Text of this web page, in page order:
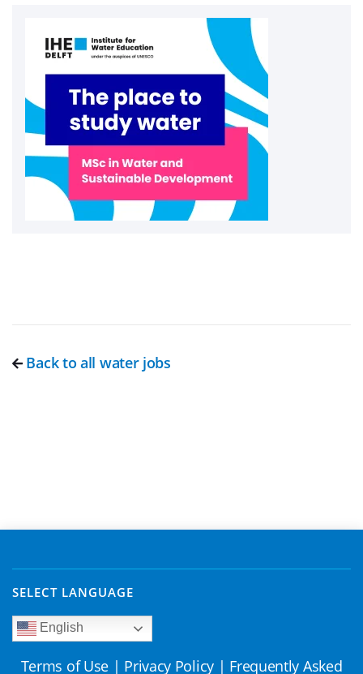
Back to all water jobs
SELECT LANGUAGE
English
Terms of Use | Privacy Policy | Frequently Asked